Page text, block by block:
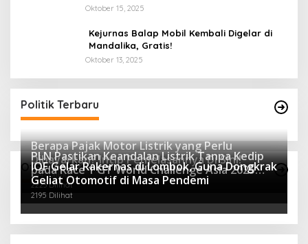
Oktober 15, 2025
Kejurnas Balap Mobil Kembali Digelar di
Mandalika, Gratis!
Oktober 13, 2025
Politik Terbaru
Otomotif Terpopuler
Berapa Pajak Motor Listrik yang Perlu
Dibayarkan? Intip Penjelasannya Di Sini!
2441 Dilihat
PLN Pastikan Keandalan Listrik Tanpa Kedip
pada Race 1 GT World Challenge Asia 2025
Mandalika
2223 Dilihat
IOF Gelar Rakernas di Lombok, Guna Dongkrak
Geliat Otomotif di Masa Pendemi
2195 Dilihat